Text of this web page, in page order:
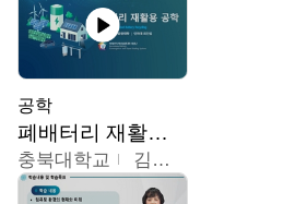
공학
폐배터리 재활용 공학
충북대학교 김영재,최진섭,한성수,한요셉,윤문수,박유세,강동우,박민준,이동주,조채용